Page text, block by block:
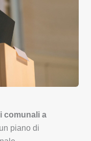
comunali a
piano di